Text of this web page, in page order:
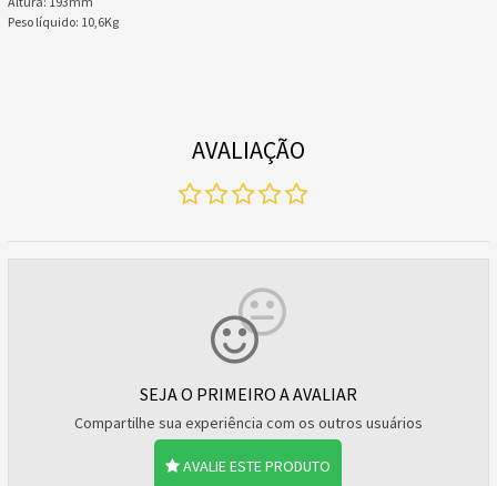
Peso líquido: 10,6Kg
AVALIAÇÃO
SEJA O PRIMEIRO A AVALIAR
Compartilhe sua experiência com os outros usuários
AVALIE ESTE PRODUTO